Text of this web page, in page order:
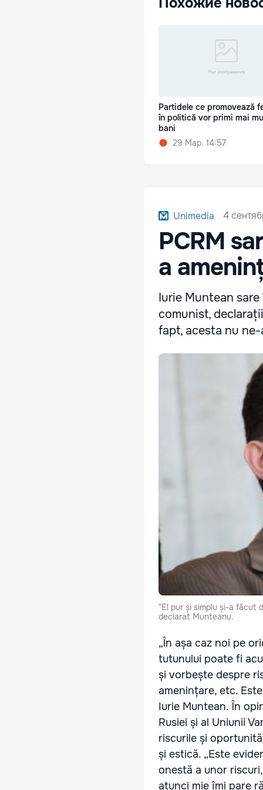
Partidele ce promovează
în politică vor primi mai
bani
29 Мар. 14:57
Unimedia 4
PCRM
a
Iurie Muntean
comunist,
fapt, acesta nu
"El pur și simplu și-a făcut
declarat Munteanu.
„În așa caz noi pe
tutunului poate fi
și vorbește despre
amenințare, etc.
Iurie Muntean. În
Rusiei și al Uniunii
riscurile și
și estică. „Este
onestă a unor
atunci mie îmi pare